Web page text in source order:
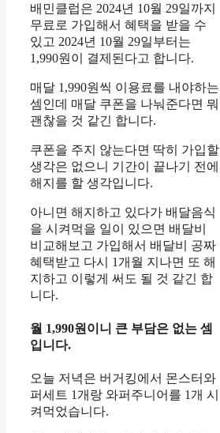
배민클럽은 2024년 10월 29일까지
무료로 가입해서 혜택을 받을 수
있고 2024년 10월 29일부터는
1,990원이 결제된다고 합니다.
매달 1,990원씩 이용료를 내야하는
셈인데 매달 쿠폰을 나눠준다면 뭐
괜찮을 것 같긴 합니다.
쿠폰을 주지 않는다면 딱히 가입할
생각은 없으니 기간이 끝나기 전에
해지를 할 생각입니다.
아니면 해지하고 있다가 배달음식
을 시켜먹을 일이 있으면 배달비
비교해보고 가입해서 배달비 공짜
혜택받고 다시 1개월 지나면 또 해
지하고 이렇게 써도 될 것 같긴 합
니다.
월 1,990원이니 큰 부담은 없는 셈
입니다.
오늘 저녁은 버거킹에서 몬스터와
퍼세트 1개랑 와퍼주니어를 1개 시
켜먹었습니다.